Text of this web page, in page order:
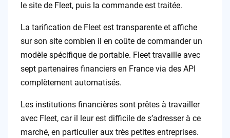
le site de Fleet, puis la commande est traitée.
La tarification de Fleet est transparente et affiche
sur son site combien il en coûte de commander un
modèle spécifique de portable. Fleet travaille avec
sept partenaires financiers en France via des API
complètement automatisés.
Les institutions financières sont prêtes à travailler
avec Fleet, car il leur est difficile de s’adresser à ce
marché, en particulier aux très petites entreprises.